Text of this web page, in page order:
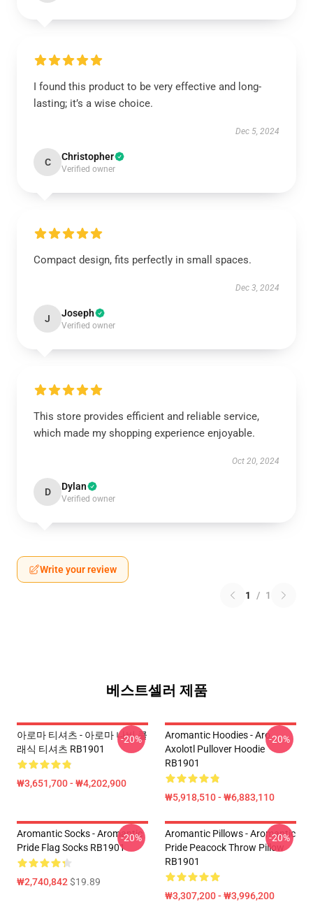
I found this product to be very effective and long-
lasting; it’s a wise choice.
Dec 5, 2024
C Christopher
Verified owner
Compact design, fits perfectly in small spaces.
Dec 3, 2024
J Joseph
Verified owner
This store provides efficient and reliable service,
which made my shopping experience enjoyable.
Oct 20, 2024
D Dylan
Verified owner
Write your review
1 / 1
베스트셀러 제품
아로마 티셔츠 - 아로마 나비 클
래식 티셔츠 RB1901
₩3,651,700 - ₩4,202,900
-20%
Aromantic Hoodies - Aro
Axolotl Pullover Hoodie
RB1901
₩5,918,510 - ₩6,883,110
-20%
Aromantic Socks - Aromantic
Pride Flag Socks RB1901
₩2,740,842$19.89
-20%
Aromantic Pillows - Aromantic
Pride Peacock Throw Pillow
RB1901
₩3,307,200 - ₩3,996,200
-20%